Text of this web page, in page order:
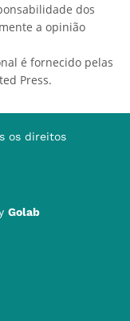
dos
a opinião
é fornecido pelas
Press.
os direitos
Golab